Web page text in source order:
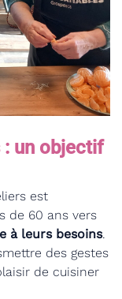
: un objectif
est
de 60 ans vers
à leurs besoins.
des gestes
de cuisiner